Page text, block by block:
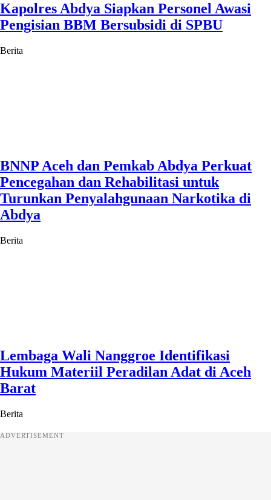
Kapolres Abdya Siapkan Personel Awasi
Pengisian BBM Bersubsidi di SPBU
Berita
BNNP Aceh dan Pemkab Abdya Perkuat
Pencegahan dan Rehabilitasi untuk
Turunkan Penyalahgunaan Narkotika di
Abdya
Berita
Lembaga Wali Nanggroe Identifikasi
Hukum Materiil Peradilan Adat di Aceh
Barat
Berita
ADVERTISEMENT